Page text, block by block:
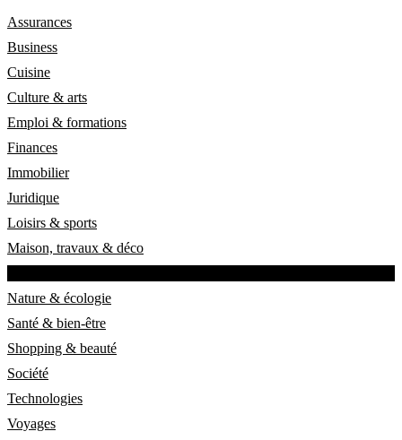
Assurances
Business
Cuisine
Culture & arts
Emploi & formations
Finances
Immobilier
Juridique
Loisirs & sports
Maison, travaux & déco
Nature & écologie
Santé & bien-être
Shopping & beauté
Société
Technologies
Voyages